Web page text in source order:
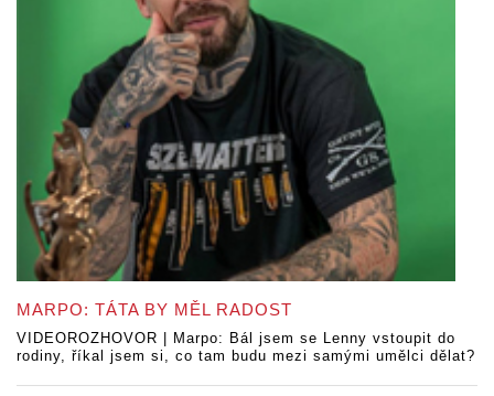
MARPO: TÁTA BY MĚL RADOST
VIDEOROZHOVOR | Marpo: Bál jsem se Lenny vstoupit do
rodiny, říkal jsem si, co tam budu mezi samými umělci dělat?